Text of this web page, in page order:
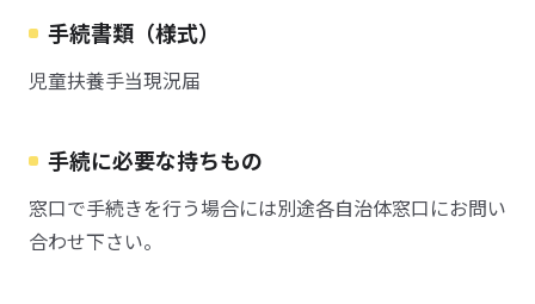
手続書類（様式）
児童扶養手当現況届
手続に必要な持ちもの
窓口で手続きを行う場合には別途各自治体窓口にお問い
合わせ下さい。